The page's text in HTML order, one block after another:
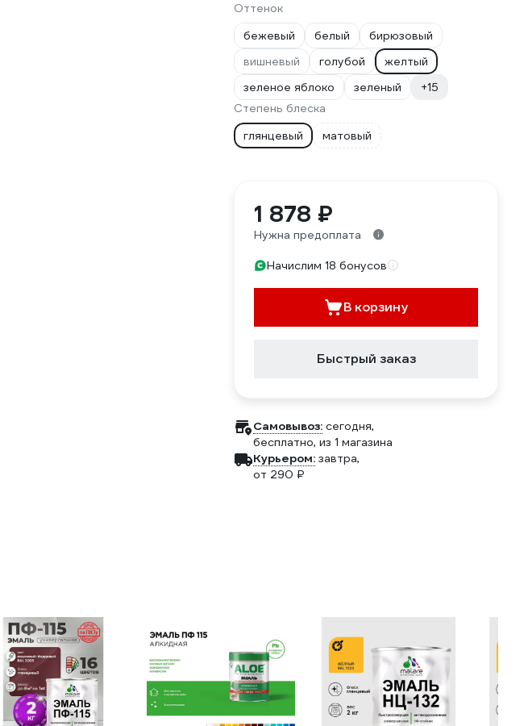
Оттенок
бежевый
белый
бирюзовый
вишневый
голубой
желтый
зеленое яблоко
зеленый
+15
Степень блеска
глянцевый
матовый
1 878 ₽
Нужна предоплата
Начислим 18 бонусов
В корзину
Быстрый заказ
Самовывоз: сегодня,
бесплатно, из 1 магазина
Курьером: завтра,
от 290 ₽